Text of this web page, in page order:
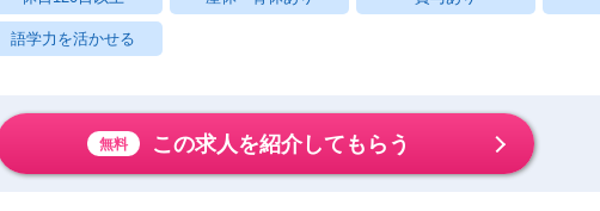
語学力を活かせる
無料 この求人を紹介してもらう